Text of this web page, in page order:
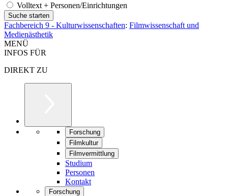
Volltext + Personen/Einrichtungen
Fachbereich 9 - Kulturwissenschaften: Filmwissenschaft und
Medienästhetik
MENÜ
INFOS FÜR
DIREKT ZU
Forschung
Filmkultur
Filmvermittlung
Studium
Personen
Kontakt
Forschung